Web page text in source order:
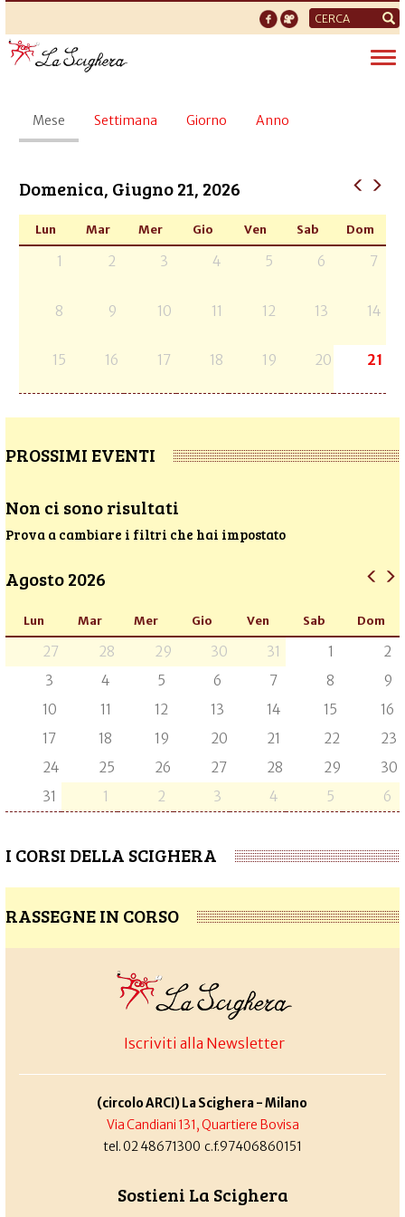
Form
di
ricerca
Schede
primarie
Mese (scheda
attiva)
Settimana Giorno Anno
Domenica, Giugno 21, 2026
Lun Mar Mer Gio Ven Sab Dom
1 2 3 4 5 6 7
8 9 10 11 12 13 14
15 16 17 18 19 20 21
PROSSIMI EVENTI
Non ci sono risultati
Prova a cambiare i filtri che hai impostato
Agosto 2026
Lun Mar Mer Gio Ven Sab Dom
27 28 29 30 31 1
2
3
4 5 6 7 8
9
10
11 12 13 14 15
16
17
18 19 20 21 22
23
24
25 26 27 28 29
30
31
1 2 3 4 5 6
I CORSI DELLA SCIGHERA
RASSEGNE IN CORSO
Iscriviti alla Newsletter
(circolo ARCI) La Scighera - Milano
Via Candiani 131, Quartiere Bovisa
tel. 02 48671300 c.f.97406860151
Sostieni La Scighera